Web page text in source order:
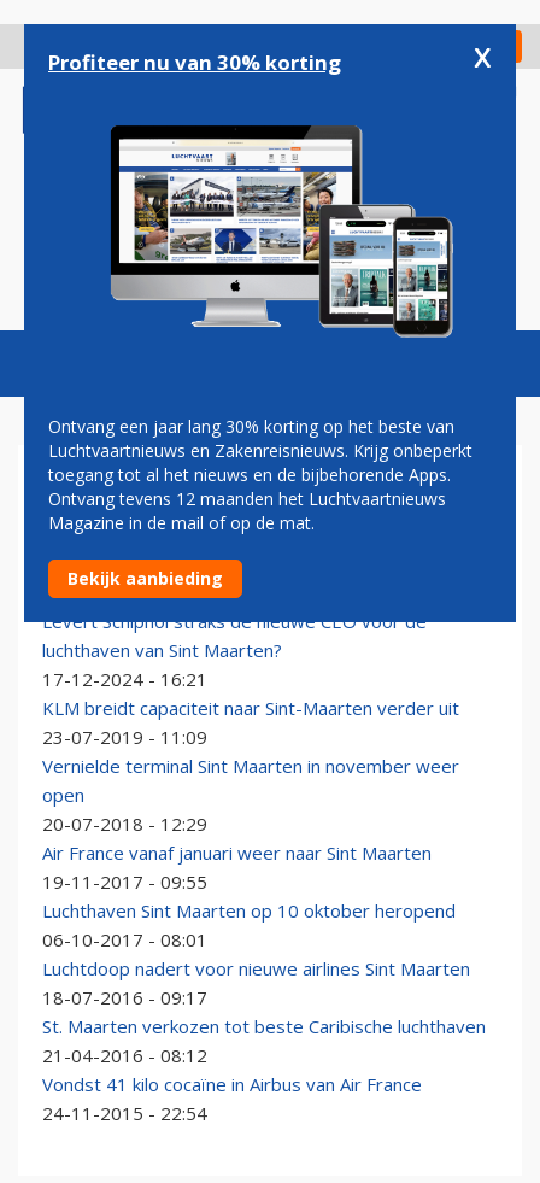
gaan
Check in
Magazine Podcasts Vacatures
SXM
Luchthaven Sint Maarten weer open voor vliegverkeer
08-09-2025 - 22:26
Levert Schiphol straks de nieuwe CEO voor de
luchthaven van Sint Maarten?
17-12-2024 - 16:21
KLM breidt capaciteit naar Sint-Maarten verder uit
23-07-2019 - 11:09
Vernielde terminal Sint Maarten in november weer
open
20-07-2018 - 12:29
Air France vanaf januari weer naar Sint Maarten
19-11-2017 - 09:55
Luchthaven Sint Maarten op 10 oktober heropend
06-10-2017 - 08:01
Luchtdoop nadert voor nieuwe airlines Sint Maarten
18-07-2016 - 09:17
St. Maarten verkozen tot beste Caribische luchthaven
21-04-2016 - 08:12
Vondst 41 kilo cocaïne in Airbus van Air France
24-11-2015 - 22:54
Profiteer nu van 30% korting x
Ontvang een jaar lang 30% korting op het beste van
Luchtvaartnieuws en Zakenreisnieuws. Krijg onbeperkt
toegang tot al het nieuws en de bijbehorende Apps.
Ontvang tevens 12 maanden het Luchtvaartnieuws
Magazine in de mail of op de mat.
Bekijk aanbieding